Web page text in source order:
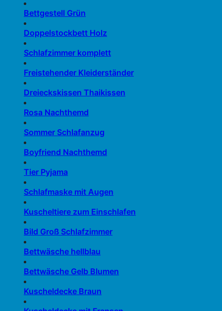
Bettgestell Grün
Doppelstockbett Holz
Schlafzimmer komplett
Freistehender Kleiderständer
Dreieckskissen Thaikissen
Rosa Nachthemd
Sommer Schlafanzug
Boyfriend Nachthemd
Tier Pyjama
Schlafmaske mit Augen
Kuscheltiere zum Einschlafen
Bild Groß Schlafzimmer
Bettwäsche hellblau
Bettwäsche Gelb Blumen
Kuscheldecke Braun